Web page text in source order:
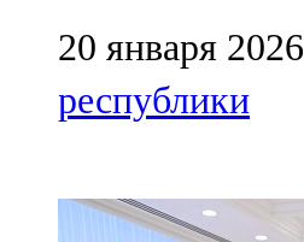
Кукмара
107,9 FM
Лениногорский
102,1 FM
20 января 2026
республики